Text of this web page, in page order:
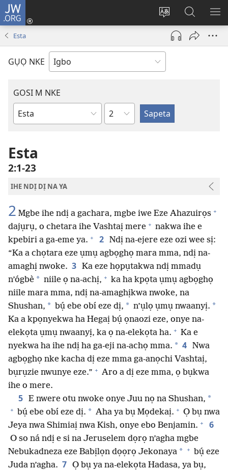
JW.ORG
Gbanwee
asụsụ
Banye
(ga-
emepere
ebe
anọ
gụọ
Chọọ
Ihe
na
Esta
GỤỌ NKE
GOSI M NKE
Akwụkwọ
Isiokwu
Esta
2:1-23
IHE NDỊ DỊ NA YA
2 Mgbe ihe ndị a gachara, mgbe iwe Eze Ahazuirọs +
dajụrụ, o chetara ihe Vashtaị mere + nakwa ihe e
kpebiri a ga-eme ya. + 2 Ndị na-ejere eze ozi wee sị:
“Ka a chọtara eze ụmụ agbọghọ mara mma, ndị na-
amaghị nwoke. 3 Ka eze họpụtakwa ndị mmadụ
n’ógbè * niile ọ na-achị, + ka ha kpọta ụmụ agbọghọ
niile mara mma, ndị na-amaghịkwa nwoke, na
Shushan, * bụ́ ebe obí eze dị, * n’ụlọ ụmụ nwaanyị. *
Ka a kpọnyekwa ha Hegaị bụ́ ọnaozi eze, onye na-
elekọta ụmụ nwaanyị, ka ọ na-elekọta ha. + Ka e
nyekwa ha ihe ndị ha ga-eji na-achọ mma. * 4 Nwa
agbọghọ nke kacha dị eze mma ga-anọchi Vashtaị,
bụrụzie nwunye eze.” + Aro a dị eze mma, ọ bụkwa
ihe o mere.
5 E nwere otu nwoke onye Juu nọ na Shushan, *
+ bụ́ ebe obí eze dị. * Aha ya bụ Mọdekaị. + Ọ bụ nwa
Jeya nwa Shimiaị nwa Kish, onye ebo Benjamin. + 6
O so ná ndị e si na Jeruselem dọrọ n’agha mgbe
Nebukadneza eze Babịlọn dọọrọ Jekonaya * + bụ́ eze
Juda n’agha. 7 Ọ bụ ya na-elekọta Hadasa, ya bụ,